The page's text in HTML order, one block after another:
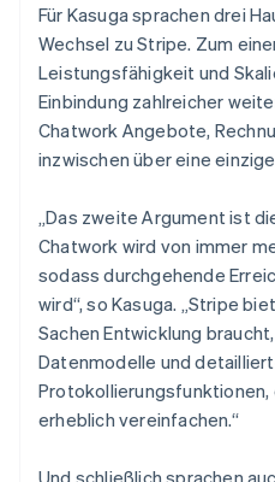
Für Kasuga sprachen drei
Wechsel zu Stripe. Zum
Leistungsfähigkeit und
Einbindung zahlreicher
Chatwork Angebote,
inzwischen über eine
„Das zweite Argument ist
Chatwork wird von immer
sodass durchgehende
wird“, so Kasuga. „Stripe
Sachen Entwicklung
Datenmodelle und
erheblich vereinfachen.“
Und schließlich sprachen